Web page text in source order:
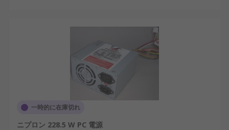
ダウンなどの安全機能も備わっています。これらの
機構は、電気的サージ、過熱、過電流による損傷を
防ぎます。日本では、地震や季節的な気候変動が電
力の安定性に影響を与えるため、信頼性の高い電力
管理が家庭用および産業用の両方で重要となりま
PC電源とPC電源アダプタの違い
一時的に在庫切れ
ニプロン 228.5 W PC 電源